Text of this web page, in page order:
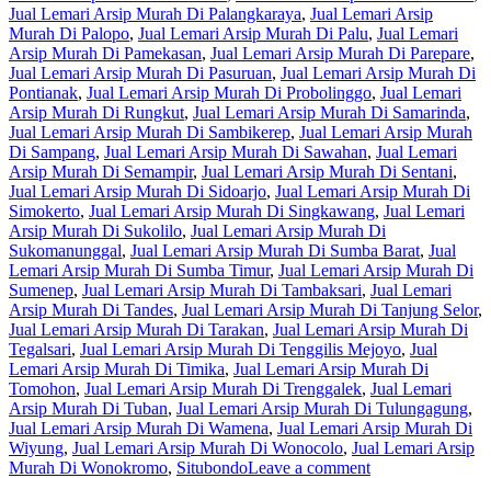
Jual Lemari Arsip Murah Di Palangkaraya, Jual Lemari Arsip
Murah Di Palopo, Jual Lemari Arsip Murah Di Palu, Jual Lemari
Arsip Murah Di Pamekasan, Jual Lemari Arsip Murah Di Parepare,
Jual Lemari Arsip Murah Di Pasuruan, Jual Lemari Arsip Murah Di
Pontianak, Jual Lemari Arsip Murah Di Probolinggo, Jual Lemari
Arsip Murah Di Rungkut, Jual Lemari Arsip Murah Di Samarinda,
Jual Lemari Arsip Murah Di Sambikerep, Jual Lemari Arsip Murah
Di Sampang, Jual Lemari Arsip Murah Di Sawahan, Jual Lemari
Arsip Murah Di Semampir, Jual Lemari Arsip Murah Di Sentani,
Jual Lemari Arsip Murah Di Sidoarjo, Jual Lemari Arsip Murah Di
Simokerto, Jual Lemari Arsip Murah Di Singkawang, Jual Lemari
Arsip Murah Di Sukolilo, Jual Lemari Arsip Murah Di
Sukomanunggal, Jual Lemari Arsip Murah Di Sumba Barat, Jual
Lemari Arsip Murah Di Sumba Timur, Jual Lemari Arsip Murah Di
Sumenep, Jual Lemari Arsip Murah Di Tambaksari, Jual Lemari
Arsip Murah Di Tandes, Jual Lemari Arsip Murah Di Tanjung Selor,
Jual Lemari Arsip Murah Di Tarakan, Jual Lemari Arsip Murah Di
Tegalsari, Jual Lemari Arsip Murah Di Tenggilis Mejoyo, Jual
Lemari Arsip Murah Di Timika, Jual Lemari Arsip Murah Di
Tomohon, Jual Lemari Arsip Murah Di Trenggalek, Jual Lemari
Arsip Murah Di Tuban, Jual Lemari Arsip Murah Di Tulungagung,
Jual Lemari Arsip Murah Di Wamena, Jual Lemari Arsip Murah Di
Wiyung, Jual Lemari Arsip Murah Di Wonocolo, Jual Lemari Arsip
Murah Di Wonokromo, SitubondoLeave a comment